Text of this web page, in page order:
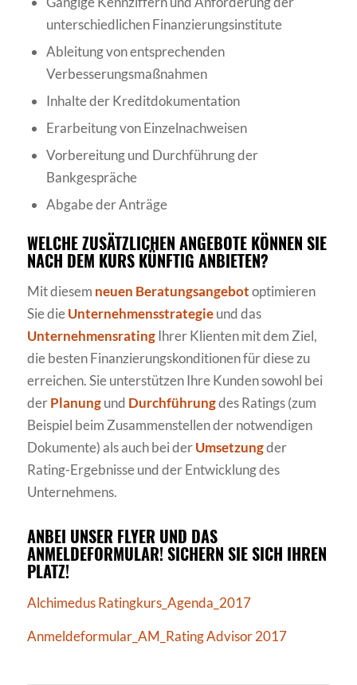
unterschiedlichen Finanzierungsinstitute
Ableitung von entsprechenden
Verbesserungsmaßnahmen
Inhalte der Kreditdokumentation
Erarbeitung von Einzelnachweisen
Vorbereitung und Durchführung der
Bankgespräche
Abgabe der Anträge
WELCHE ZUSÄTZLICHEN ANGEBOTE KÖNNEN SIE
NACH DEM KURS KÜNFTIG ANBIETEN?
Mit diesem neuen Beratungsangebotoptimieren
Sie dieUnternehmensstrategieund das
UnternehmensratingIhrer Klienten mit dem Ziel,
die besten Finanzierungskonditionen für diese zu
erreichen. Sie unterstützen Ihre Kunden sowohl bei
derPlanungund Durchführungdes Ratings (zum
Beispiel beim Zusammenstellen der notwendigen
Dokumente) als auch bei derUmsetzungder
Rating-Ergebnisse und der Entwicklung des
Unternehmens.
ANBEI UNSER FLYER UND DAS
ANMELDEFORMULAR! SICHERN SIE SICH IHREN
PLATZ!
Alchimedus Ratingkurs_Agenda_2017
Anmeldeformular_AM_Rating Advisor 2017